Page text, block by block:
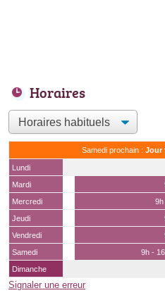
Horaires
Samedi prochain : Jour
Lundi
Mardi
Mercredi
Jeudi
Vendredi
Samedi
9h -
Dimanche
Signaler une erreur